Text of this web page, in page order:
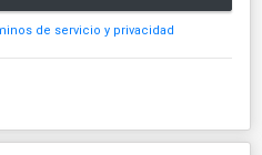
de servicio y privacidad